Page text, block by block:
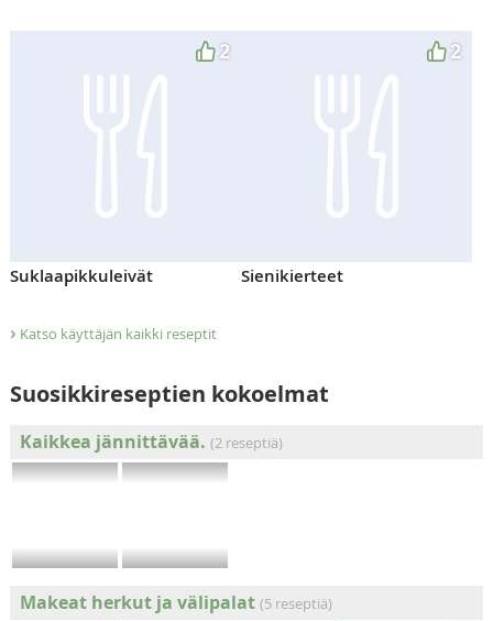
2
Suklaapikkuleivät
2
Sienikierteet
› Katso käyttäjän kaikki reseptit
Suosikkireseptien kokoelmat
Kaikkea jännittävää. (2 reseptiä)
Makeat herkut ja välipalat (5 reseptiä)